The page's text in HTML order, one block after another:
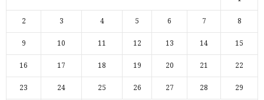
2 3 4 5 6 7 8
9 10 11 12 13 14 15
16 17 18 19 20 21 22
23 24 25 26 27 28 29